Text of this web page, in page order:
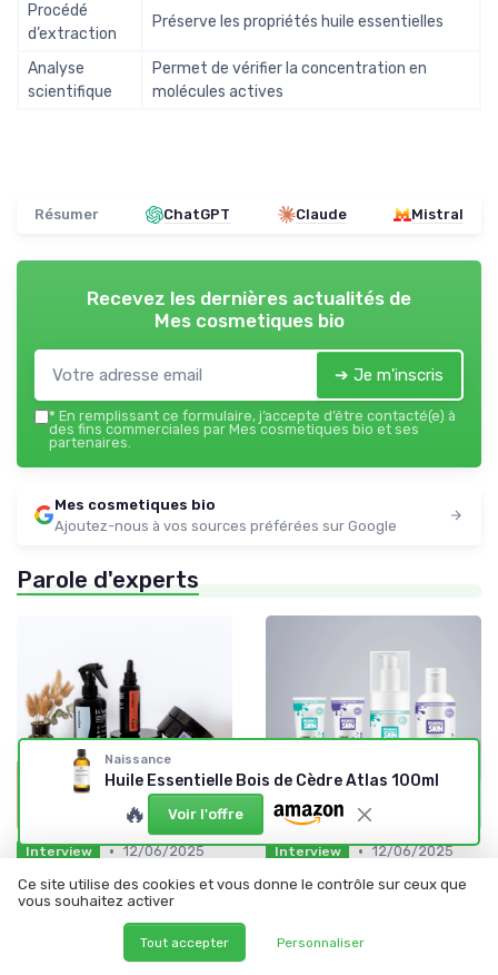
Procédé
d’extraction
Préserve les propriétés huile essentielles
Analyse
scientifique
Permet de vérifier la concentration en
molécules actives
Résumer ChatGPT Claude Mistral
Recevez les dernières actualités de
Mes cosmetiques bio
➔ Je m'inscris
* En remplissant ce formulaire, j’accepte d’être contacté(e) à
des fins commerciales par Mes cosmetiques bio et ses
partenaires.
Mes cosmetiques bio
Ajoutez-nous à vos sources préférées sur Google
Parole d'experts
Interview • 12/06/2025
Interview de Ramata Prause :
Vagance - une réponse
pour révéler la beauté des
cheveux texturés
Interview • 12/06/2025
Interview de Élodie
LAMPERIER : Des cadeaux
Naissance
Huile Essentielle Bois de Cèdre Atlas 100ml
🔥 Voir l'offre
Ce site utilise des cookies et vous donne le contrôle sur ceux que
vous souhaitez activer
Tout accepter Personnaliser